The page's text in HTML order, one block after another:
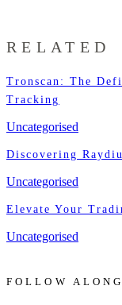
RELATED
Tronscan: The
Tracking
Uncategorised
Discovering
Uncategorised
Elevate Your
Uncategorised
FOLLOW ALONG